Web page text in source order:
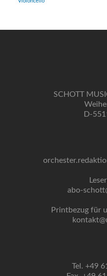
SCHOTT
D-
abo-
Printbezug für
Tel. +49